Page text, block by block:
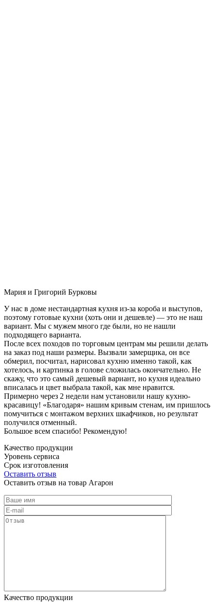
Мария и Григорий Бурковы
У нас в доме нестандартная кухня из-за короба и выступов,
поэтому готовые кухни (хоть они и дешевле) — это не наш
вариант. Мы с мужем много где были, но не нашли
подходящего варианта.
После всех походов по торговым центрам мы решили делать
на заказ под наши размеры. Вызвали замерщика, он все
обмерил, посчитал, нарисовал кухню именно такой, как
хотелось, и картинка в голове сложилась окончательно. Не
скажу, что это самый дешевый вариант, но кухня идеально
вписалась и цвет выбрала такой, как мне нравится.
Примерно через 2 недели нам установили нашу кухню-
красавицу! «Благодаря» нашим кривым стенам, им пришлось
помучиться с монтажом верхних шкафчиков, но результат
получился отменный.
Большое всем спасибо! Рекомендую!
Качество продукции
Уровень сервиса
Срок изготовления
Оставить отзыв
Оставить отзыв на товар Агарон
Качество продукции